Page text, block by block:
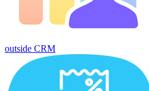
outside CRM